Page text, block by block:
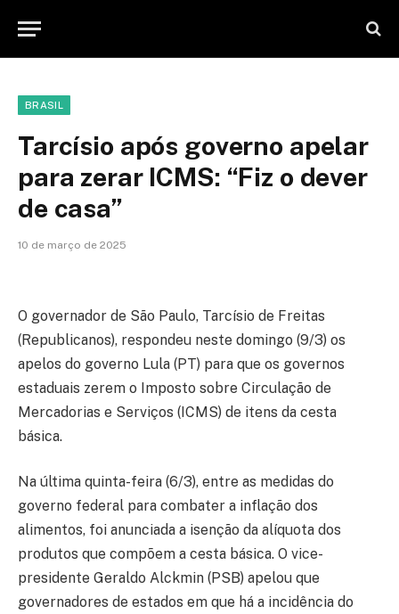
BRASIL
Tarcísio após governo apelar
para zerar ICMS: “Fiz o dever
de casa”
10 de março de 2025
O governador de São Paulo, Tarcísio de Freitas
(Republicanos), respondeu neste domingo (9/3) os
apelos do governo Lula (PT) para que os governos
estaduais zerem o Imposto sobre Circulação de
Mercadorias e Serviços (ICMS) de itens da cesta
básica.
Na última quinta-feira (6/3), entre as medidas do
governo federal para combater a inflação dos
alimentos, foi anunciada a isenção da alíquota dos
produtos que compõem a cesta básica. O vice-
presidente Geraldo Alckmin (PSB) apelou que
governadores de estados em que há a incidência do